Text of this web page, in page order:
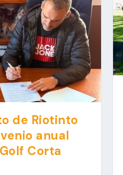
de Riotinto
anual
Corta